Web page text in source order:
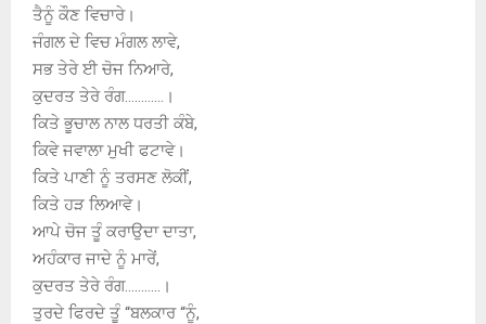
ਤੈਨੂੰ ਕੌਣ ਵਿਚਾਰੇ।
ਜੰਗਲ ਦੇ ਵਿਚ ਮੰਗਲ ਲਾਵੇ,
ਸਭ ਤੇਰੇ ਈ ਚੋਜ ਨਿਆਰੇ,
ਕੁਦਰਤ ਤੇਰੇ ਰੰਗ…………।
ਕਿਤੇ ਭੂਚਾਲ ਨਾਲ ਧਰਤੀ ਕੰਬੇ,
ਕਿਵੇ ਜਵਾਲਾ ਮੁਖੀ ਫਟਾਵੇ।
ਕਿਤੇ ਪਾਣੀ ਨੂੰ ਤਰਸਣ ਲੋਕੀਂ,
ਕਿਤੇ ਹੜ ਲਿਆਵੇ।
ਆਪੇ ਚੋਜ ਤੂੰ ਕਰਾਉਦਾ ਦਾਤਾ,
ਅਹੰਕਾਰ ਜਾਦੇ ਨੂੰ ਮਾਰੇਂ,
ਕੁਦਰਤ ਤੇਰੇ ਰੰਗ………..।
ਤੁਰਦੇ ਫਿਰਦੇ ਤੂੰ “ਬਲਕਾਰ “ਨੂੰ,